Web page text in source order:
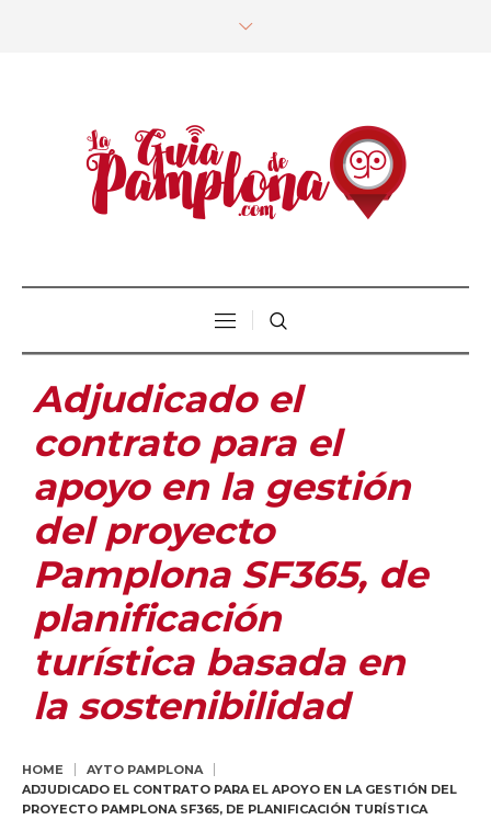
Adjudicado el
contrato para el
apoyo en la gestión
del proyecto
Pamplona SF365, de
planificación
turística basada en
la sostenibilidad
HOME
AYTO PAMPLONA
ADJUDICADO EL CONTRATO PARA EL APOYO EN LA GESTIÓN DEL
PROYECTO PAMPLONA SF365, DE PLANIFICACIÓN TURÍSTICA